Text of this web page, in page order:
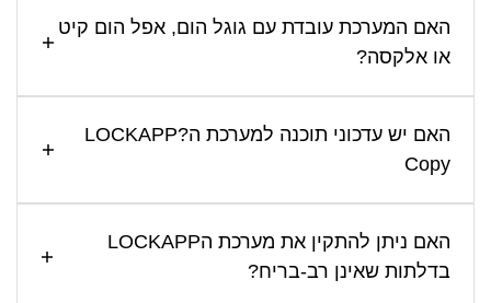
האם המערכת עובדת עם גוגל הום, אפל הום קיט
או אלקסה?
האם יש עדכוני תוכנה למערכת הLOCKAPP?
Copy
האם ניתן להתקין את מערכת הLOCKAPP
בדלתות שאינן רב-בריח?